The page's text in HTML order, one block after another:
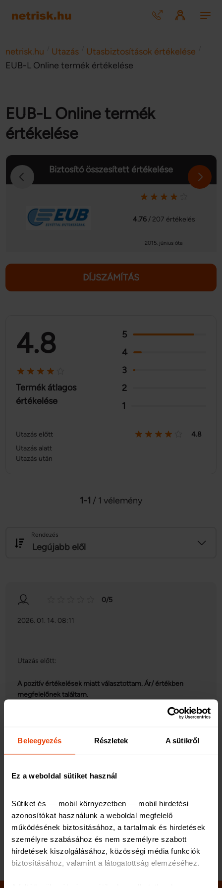
Beleegyezés Részletek A sütikről
Ez a weboldal sütiket használ
Sütiket és — mobil környezetben — mobil hirdetési
azonosítókat használunk a weboldal megfelelő
működésének biztosításához, a tartalmak és hirdetések
személyre szabásához és nem személyre szabott
hirdetések kiszolgálásához, közösségi média funkciók
biztosításához, valamint a látogatottság elemzéséhez
netrisk.hu Utazás Utasbiztosítások értékelése
EUB-L Online termék értékelése
EUB-L Online termék
értékelése
Biztosító összesített értékelése
4.76/ 207 értékelés
2015. június óta
DÍJSZÁMÍTÁS
4.8
Termék átlagos
értékelése
5
4
3
2
1
Utazás előtt
4.8
Utazás alatt
Utazás után
1-1 / 1 vélemény
Legújabb elől
Rendezés
0/5
2026. 01. 14. 08:11
Utazás előtt:
A pozitív értékelések miatt választottam. Ár/ értékben
megfelelőnek találtam.
Káresemény nem történt, minden rendben volt.